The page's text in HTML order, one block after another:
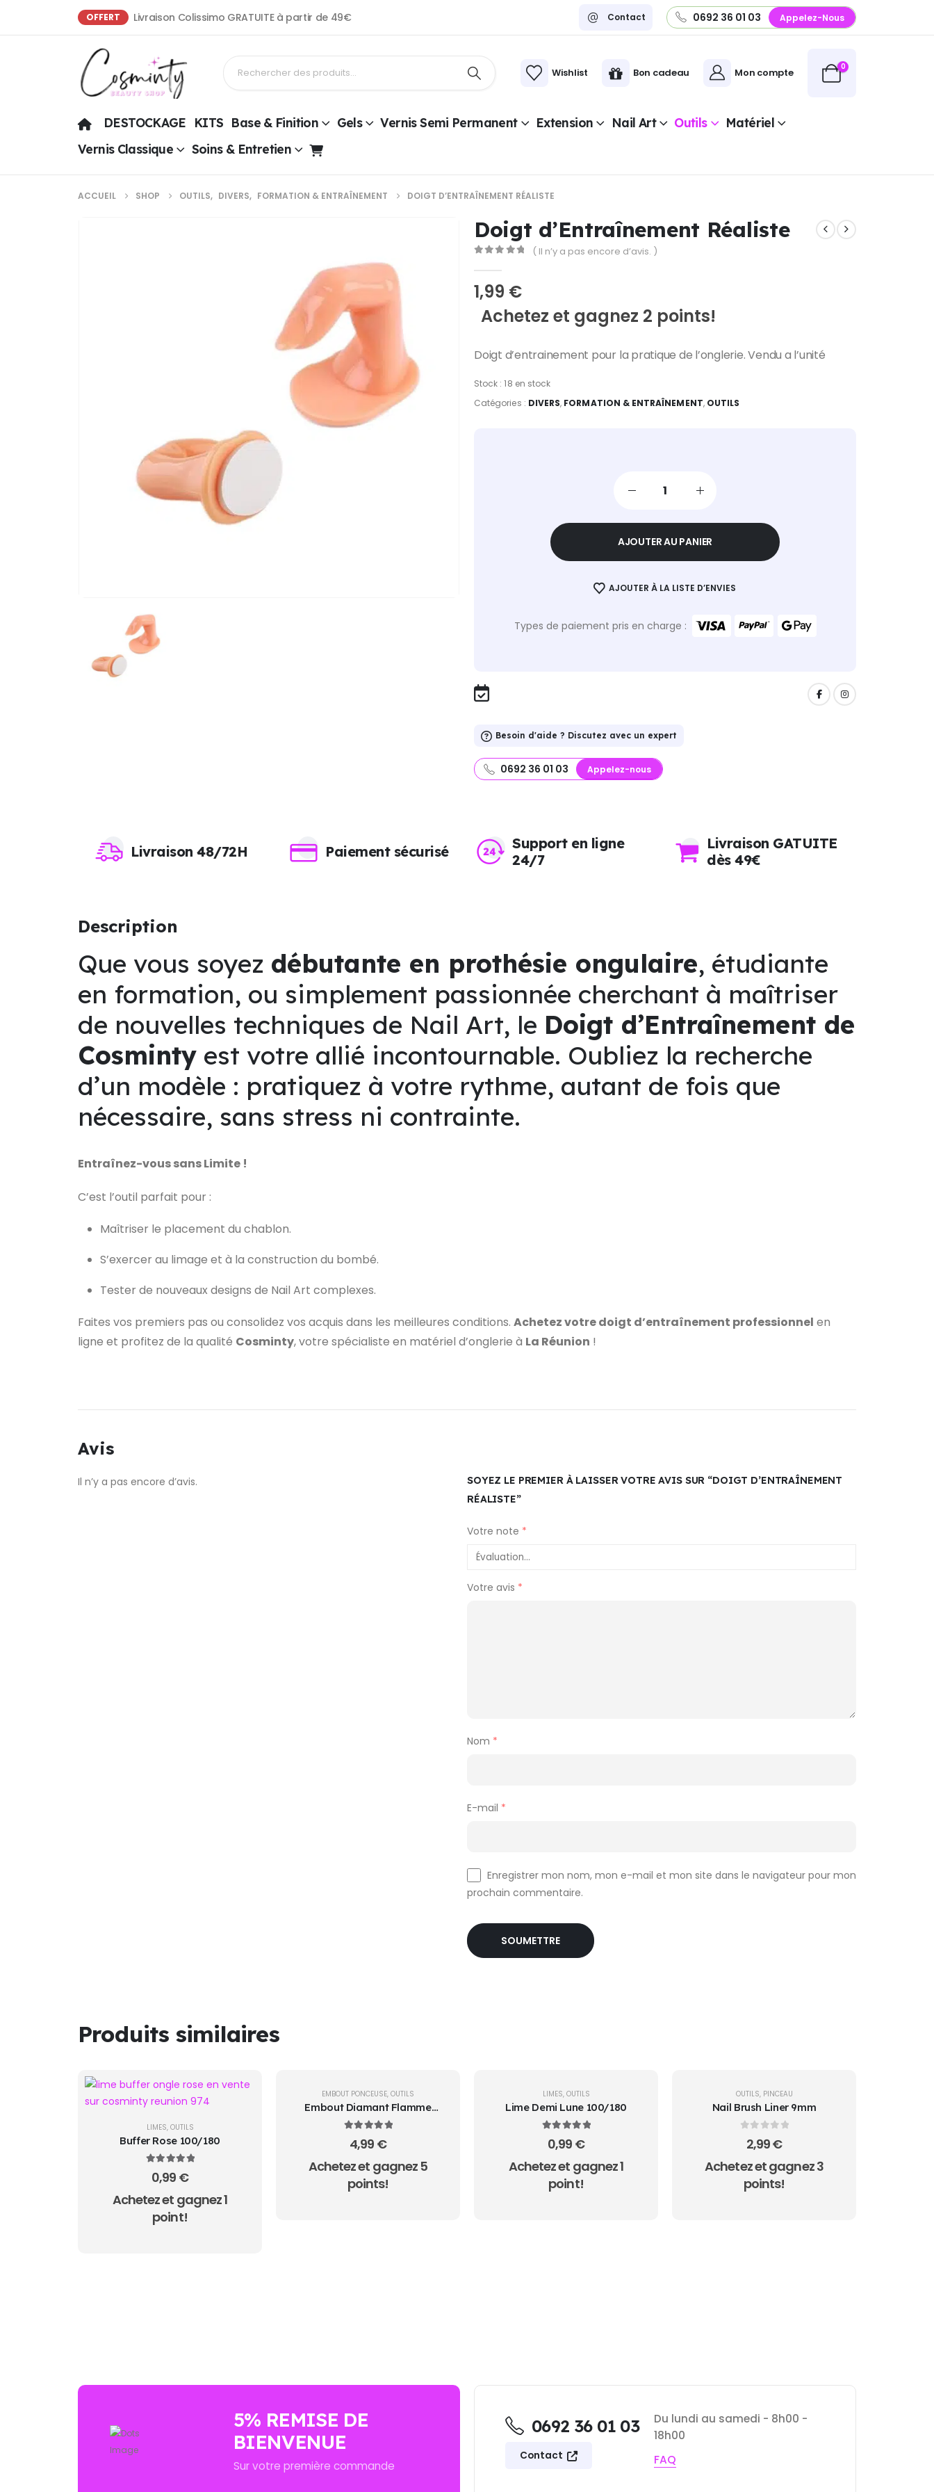
OFFERT Livraison Colissimo GRATUITE à partir de 49€ Contact 0692 36 01 03 Appelez-Nous
Wishlist Bon cadeau Mon compte 0
DESTOCKAGE KITS Base & Finition Gels Vernis Semi Permanent Extension Nail Art Outils
Matériel
Vernis Classique
Soins & Entretien
ACCUEIL SHOP OUTILS, DIVERS, FORMATION & ENTRAÎNEMENT DOIGT D’ENTRAÎNEMENT RÉALISTE
Doigt d’Entraînement Réaliste
( Il n’y a pas encore d’avis. )
1,99 €
Achetez et gagnez 2 points!
Doigt d’entrainement pour la pratique de l’onglerie. Vendu a l’unité
Stock :18 en stock
Catégories : DIVERS, FORMATION & ENTRAÎNEMENT, OUTILS
AJOUTER AU PANIER
AJOUTER À LA LISTE D’ENVIES
Types de paiement pris en charge :
Besoin d'aide ? Discutez avec un expert
0692 36 01 03 Appelez-nous
Livraison 48/72H Paiement sécurisé
Support en ligne
24/7
Livraison GATUITE
dès 49€
Description
Que vous soyez débutante en prothésie ongulaire, étudiante
en formation, ou simplement passionnée cherchant à maîtriser
de nouvelles techniques de Nail Art, le Doigt d’Entraînement de
Cosminty est votre allié incontournable. Oubliez la recherche
d’un modèle : pratiquez à votre rythme, autant de fois que
nécessaire, sans stress ni contrainte.
Entraînez-vous sans Limite !
C’est l’outil parfait pour :
Maîtriser le placement du chablon.
S’exercer au limage et à la construction du bombé.
Tester de nouveaux designs de Nail Art complexes.
Faites vos premiers pas ou consolidez vos acquis dans les meilleures conditions. Achetez votre doigt d’entraînement professionnel en
ligne et profitez de la qualité Cosminty, votre spécialiste en matériel d’onglerie à La Réunion !
Avis
Il n’y a pas encore d’avis.
SOYEZ LE PREMIER À LAISSER VOTRE AVIS SUR “DOIGT D’ENTRAÎNEMENT
RÉALISTE”
Votre note *
Votre avis *
Nom *
E-mail *
Enregistrer mon nom, mon e-mail et mon site dans le navigateur pour mon
prochain commentaire.
Produits similaires
LIMES, OUTILS
Buffer Rose 100/180
5.00 sur 5
0,99 €
Achetez et gagnez 1
point!
EMBOUT PONCEUSE, OUTILS
Embout Diamant Flamme
5*1.3
5.00 sur 5
4,99 €
Achetez et gagnez 5
points!
LIMES, OUTILS
Lime Demi Lune 100/180
5.00 sur 5
0,99 €
Achetez et gagnez 1
point!
OUTILS, PINCEAU
Nail Brush Liner 9mm
sur 5
2,99€
Achetez et gagnez 3
points!
5% REMISE DE
BIENVENUE
Sur votre première commande
0692 36 01 03
Contact
Du lundi au samedi - 8h00 -
18h00
FAQ